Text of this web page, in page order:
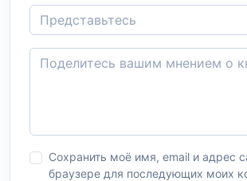
Сохранить моё имя, email и адрес
браузере для последующих моих